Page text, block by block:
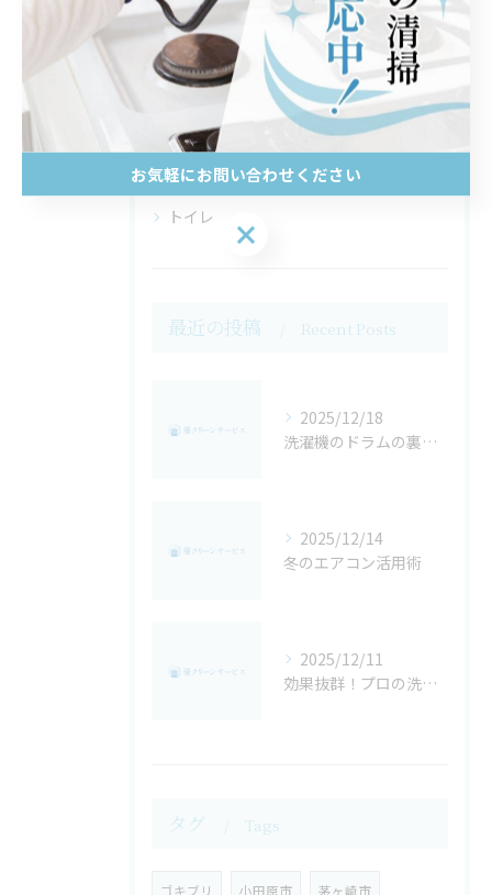
全てのカテゴリー
レンジフード
水回り
キッチン
換気扇
トイレ
最近の投稿 Recent Posts
2025/12/18
洗濯機のドラムの裏側は閲覧注意・・・
2025/12/14
冬のエアコン活用術
2025/12/11
効果抜群！プロの洗濯機クリーニング！
タグ Tags
ゴキブリ 小田原市 茅ヶ崎市
お気軽にお問い合わせください
お気軽にお問い合わせください